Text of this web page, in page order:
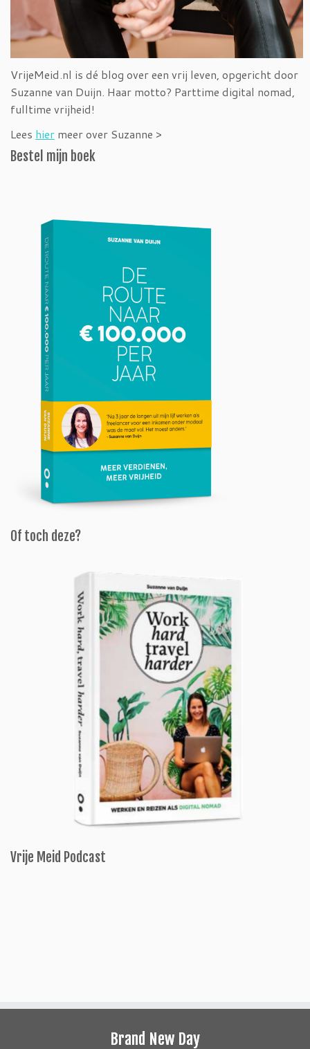
VrijeMeid.nl is dé blog over een vrij leven, opgericht door
Suzanne van Duijn. Haar motto? Parttime digital nomad,
fulltime vrijheid!
Lees hier meer over Suzanne >
Bestel mijn boek
Of toch deze?
Vrije Meid Podcast
Brand New Day